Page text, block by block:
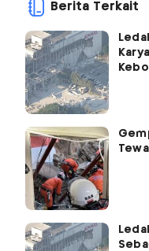
Berita Terkait